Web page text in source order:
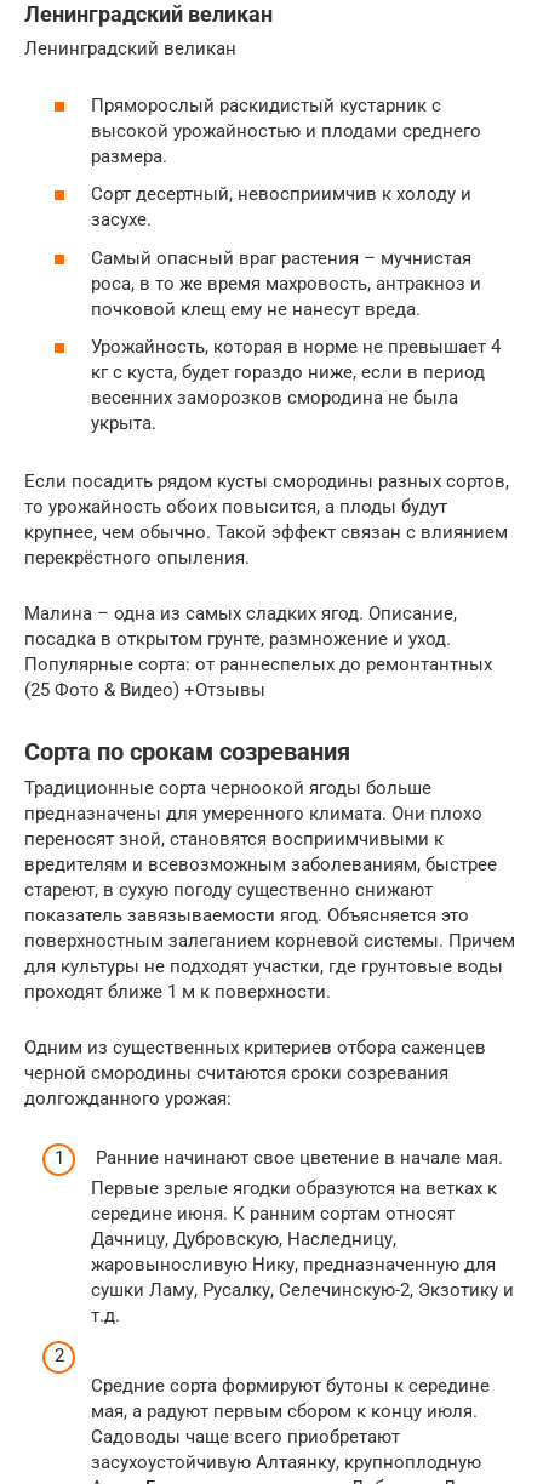
Ленинградский великан
Ленинградский великан
Пряморослый раскидистый кустарник с
высокой урожайностью и плодами среднего
размера.
Сорт десертный, невосприимчив к холоду и
засухе.
Самый опасный враг растения – мучнистая
роса, в то же время махровость, антракноз и
почковой клещ ему не нанесут вреда.
Урожайность, которая в норме не превышает 4
кг с куста, будет гораздо ниже, если в период
весенних заморозков смородина не была
укрыта.
Если посадить рядом кусты смородины разных сортов,
то урожайность обоих повысится, а плоды будут
крупнее, чем обычно. Такой эффект связан с влиянием
перекрёстного опыления.
Малина – одна из самых сладких ягод. Описание,
посадка в открытом грунте, размножение и уход.
Популярные сорта: от раннеспелых до ремонтантных
(25 Фото & Видео) +Отзывы
Сорта по срокам созревания
Традиционные сорта черноокой ягоды больше
предназначены для умеренного климата. Они плохо
переносят зной, становятся восприимчивыми к
вредителям и всевозможным заболеваниям, быстрее
стареют, в сухую погоду существенно снижают
показатель завязываемости ягод. Объясняется это
поверхностным залеганием корневой системы. Причем
для культуры не подходят участки, где грунтовые воды
проходят ближе 1 м к поверхности.
Одним из существенных критериев отбора саженцев
черной смородины считаются сроки созревания
долгожданного урожая:
Ранние начинают свое цветение в начале мая.
Первые зрелые ягодки образуются на ветках к
середине июня. К ранним сортам относят
Дачницу, Дубровскую, Наследницу,
жаровыносливую Нику, предназначенную для
сушки Ламу, Русалку, Селечинскую-2, Экзотику и
т.д.
Средние сорта формируют бутоны к середине
мая, а радуют первым сбором к концу июля.
Садоводы чаще всего приобретают
засухоустойчивую Алтаянку, крупноплодную